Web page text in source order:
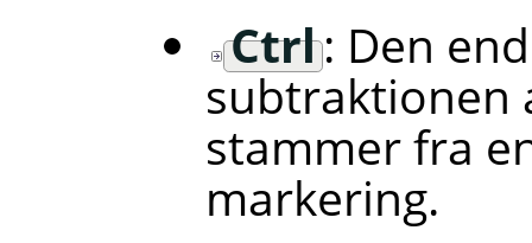
Ctrl: Den
subtraktionen
stammer fra
markering.